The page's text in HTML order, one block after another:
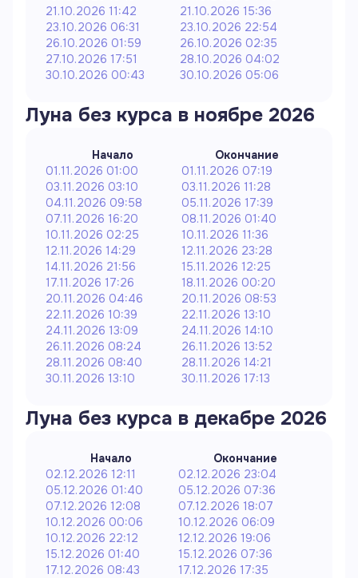
21.10.2026 11:42
21.10.2026 15:36
23.10.2026 06:31
23.10.2026 22:54
26.10.2026 01:59
26.10.2026 02:35
27.10.2026 17:51
28.10.2026 04:02
30.10.2026 00:43
30.10.2026 05:06
Луна без курса в ноябре 2026
Начало
Окончание
01.11.2026 01:00
01.11.2026 07:19
03.11.2026 03:10
03.11.2026 11:28
04.11.2026 09:58
05.11.2026 17:39
07.11.2026 16:20
08.11.2026 01:40
10.11.2026 02:25
10.11.2026 11:36
12.11.2026 14:29
12.11.2026 23:28
14.11.2026 21:56
15.11.2026 12:25
17.11.2026 17:26
18.11.2026 00:20
20.11.2026 04:46
20.11.2026 08:53
22.11.2026 10:39
22.11.2026 13:10
24.11.2026 13:09
24.11.2026 14:10
26.11.2026 08:24
26.11.2026 13:52
28.11.2026 08:40
28.11.2026 14:21
30.11.2026 13:10
30.11.2026 17:13
Луна без курса в декабре 2026
Начало
Окончание
02.12.2026 12:11
02.12.2026 23:04
05.12.2026 01:40
05.12.2026 07:36
07.12.2026 12:08
07.12.2026 18:07
10.12.2026 00:06
10.12.2026 06:09
10.12.2026 22:12
12.12.2026 19:06
15.12.2026 01:40
15.12.2026 07:36
17.12.2026 08:43
17.12.2026 17:35